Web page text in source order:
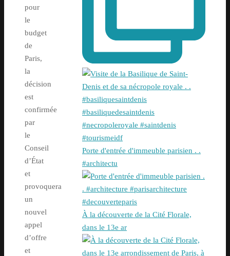
pour
le
budget
de
Paris,
la
décision
est
confirmée
par
le
Conseil
d’État
et
provoquera
un
nouvel
appel
d’offre
et
Porte d'entrée d'immeuble parisien . .
#architectu
À la découverte de la Cité Florale,
dans le 13e ar